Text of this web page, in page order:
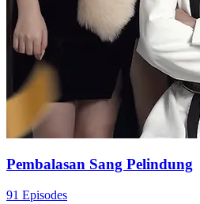
Identiti RahsiaBalas Dendam